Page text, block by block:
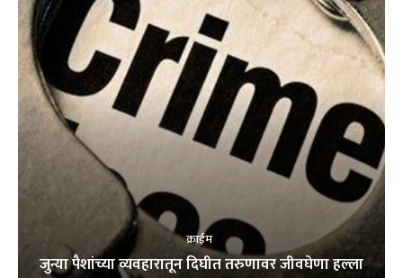
क्राईम
जुन्या पैशांच्या व्यवहारातून दिघीत तरुणावर जीवघेणा हल्ला